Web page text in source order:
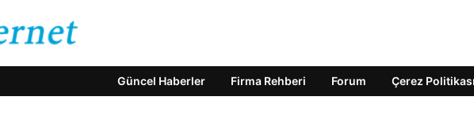
Güncel Haberler Firma Rehberi Forum Çerez Politikası